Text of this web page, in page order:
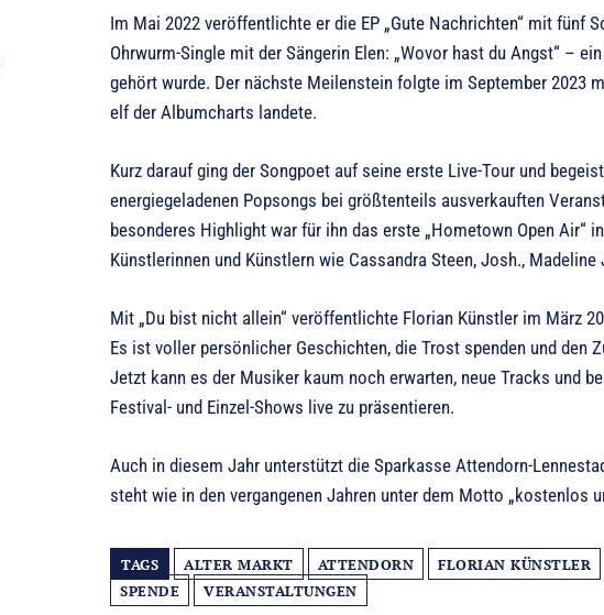
Im Mai 2022 veröffentlichte er die EP „Gute Nachrichten“ mit fünf
Ohrwurm-Single mit der Sängerin Elen: „Wovor hast du Angst“ –
gehört wurde. Der nächste Meilenstein folgte im September 2023
elf der Albumcharts landete.
Kurz darauf ging der Songpoet auf seine erste Live-Tour und
energiegeladenen Popsongs bei größtenteils ausverkauften
besonderes Highlight war für ihn das erste „Hometown Open
Künstlerinnen und Künstlern wie Cassandra Steen, Josh.,
Mit „Du bist nicht allein“ veröffentlichte Florian Künstler im März
Es ist voller persönlicher Geschichten, die Trost spenden und
Jetzt kann es der Musiker kaum noch erwarten, neue Tracks und
Festival- und Einzel-Shows live zu präsentieren.
Auch in diesem Jahr unterstützt die Sparkasse Attendorn-
steht wie in den vergangenen Jahren unter dem Motto „kostenlos
TAGS ALTER MARKT ATTENDORN FLORIAN KÜNSTLER
SPENDE
VERANSTALTUNGEN